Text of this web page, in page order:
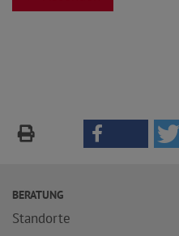
BERATUNG
Standorte